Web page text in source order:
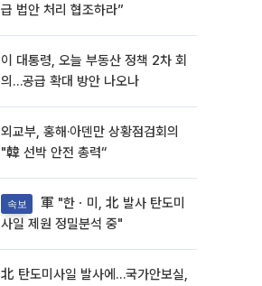
급 법안 처리 협조하라”
이 대통령, 오늘 부동산 정책 2차 회
의…공급 확대 방안 나오나
외교부, 홍해·아덴만 상황점검회의
"韓 선박 안전 총력“
속보
사일 제원 정밀분석 중"
北 탄도미사일 발사에…국가안보실,